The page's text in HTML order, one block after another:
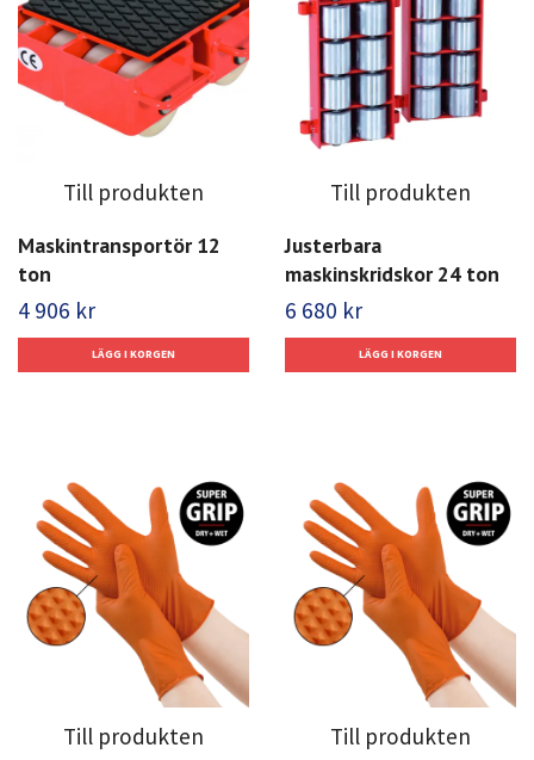
Till produkten
Maskintransportör 12
ton
4 906 kr
Till produkten
Justerbara
maskinskridskor 24 ton
6 680 kr
Till produkten Till produkten